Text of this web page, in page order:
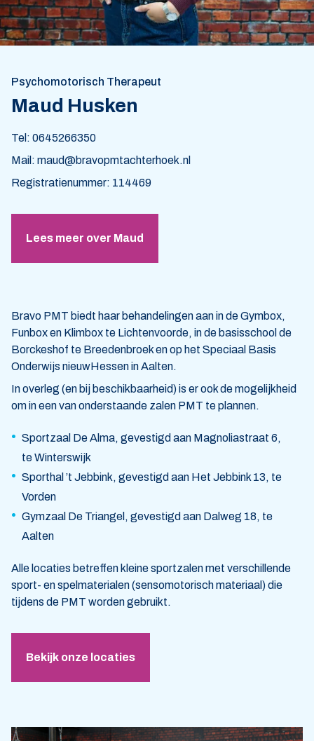
Psychomotorisch Therapeut
Maud Husken
Tel: 0645266350
Mail: maud@bravopmtachterhoek.nl
Registratienummer: 114469
Lees meer over Maud
Bravo PMT biedt haar behandelingen aan in de Gymbox,
Funbox en Klimbox te Lichtenvoorde, in de basisschool de
Borckeshof te Breedenbroek en op het Speciaal Basis
Onderwijs nieuwHessen in Aalten.
In overleg (en bij beschikbaarheid) is er ook de mogelijkheid
om in een van onderstaande zalen PMT te plannen.
Sportzaal De Alma, gevestigd aan Magnoliastraat 6,
te Winterswijk
Sporthal ’t Jebbink, gevestigd aan Het Jebbink 13, te
Vorden
Gymzaal De Triangel, gevestigd aan Dalweg 18, te
Aalten
Alle locaties betreffen kleine sportzalen met verschillende
sport- en spelmaterialen (sensomotorisch materiaal) die
tijdens de PMT worden gebruikt.
Bekijk onze locaties